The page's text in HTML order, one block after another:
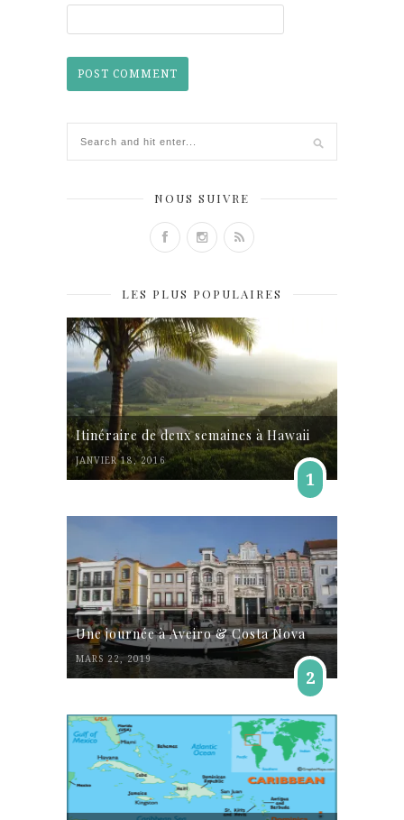
NOUS SUIVRE
LES PLUS POPULAIRES
Itinéraire de deux semaines à Hawaii
JANVIER 18, 2016
1
Une journée à Aveiro & Costa Nova
MARS 22, 2019
2